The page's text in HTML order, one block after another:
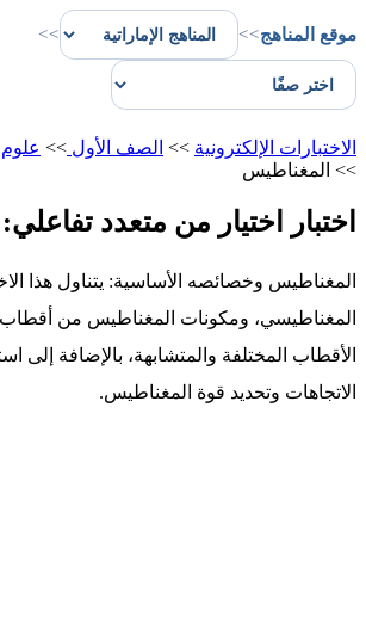
موقع المناهج>>
>>
الاختبارات الإلكترونية >> الصف الأول >> علوم
>> المغناطيس
اختبار اختيار من متعدد
المغناطيس وخصائصه الأساسية: يتناول هذا
المغناطيسي، ومكونات المغناطيس من أقطاب،
الأقطاب المختلفة والمتشابهة، بالإضافة إلى
الاتجاهات وتحديد قوة المغناطيس.